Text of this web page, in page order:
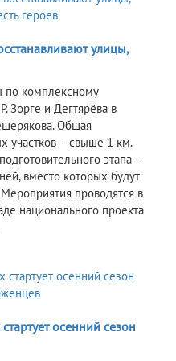
улицы,
по комплексному
Зорге и Дегтярёва в
Общая
участков – свыше 1 км.
этапа –
вместо которых будут
проводятся в
национального проекта
осенний сезон